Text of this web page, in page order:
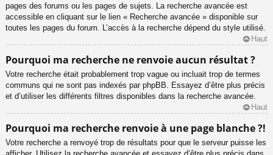
pages des forums ou les pages de sujets. La recherche avancée est
accessible en cliquant sur le lien « Recherche avancée » disponible sur
toutes les pages du forum. L’accès à la recherche dépend du style utilisé.
Haut
Pourquoi ma recherche ne renvoie aucun résultat ?
Votre recherche était probablement trop vague ou incluait trop de termes
communs qui ne sont pas indexés par phpBB. Essayez d’être plus précis
et d’utiliser les différents filtres disponibles dans la recherche avancée.
Haut
Pourquoi ma recherche renvoie à une page blanche ?!
Votre recherche a renvoyé trop de résultats pour que le serveur puisse les